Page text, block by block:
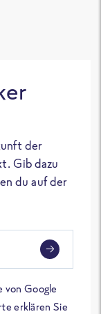
der
Gib dazu
du auf der
von Google
erklären Sie